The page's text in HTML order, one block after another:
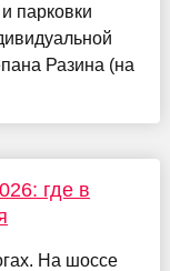
парковки
Разина (на
где в
На шоссе